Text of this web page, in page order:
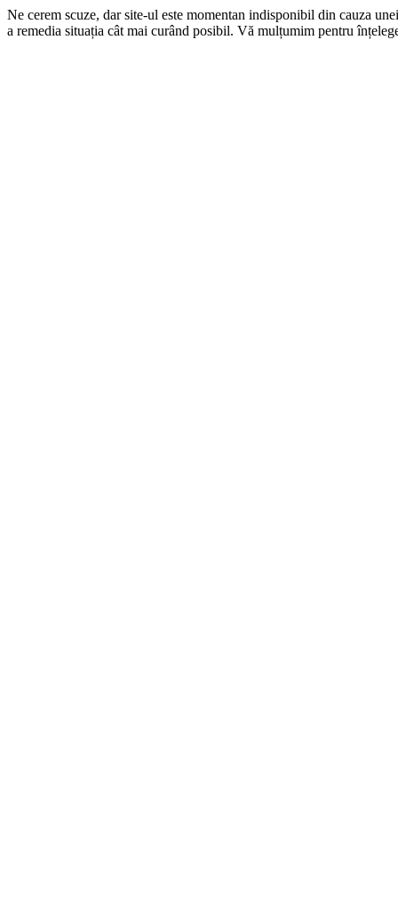
Ne cerem scuze, dar site-ul este momentan indisponibil din cauza
a remedia situația cât mai curând posibil. Vă mulțumim pentru